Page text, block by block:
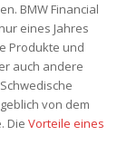
BMW Financial
eines Jahres
Produkte und
auch andere
von dem
DieVorteile eines